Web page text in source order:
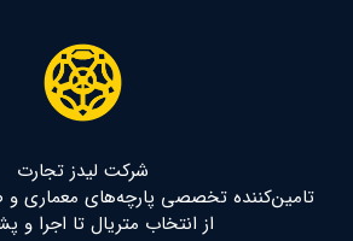
شرکت لیدز تجارت
تامین‌کننده تخصصی پارچه‌های معماری و
از انتخاب متریال تا اجرا و